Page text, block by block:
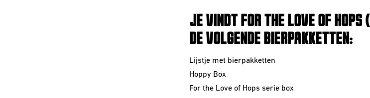
JE VINDT FOR THE LOVE OF HOPS (
DE VOLGENDE BIERPAKKETTEN:
Lijstje met bierpakketten
Hoppy Box
For the Love of Hops serie box